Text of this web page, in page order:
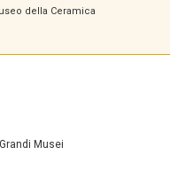
della Ceramica
Musei